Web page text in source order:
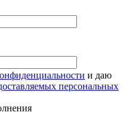
и даю
персональных